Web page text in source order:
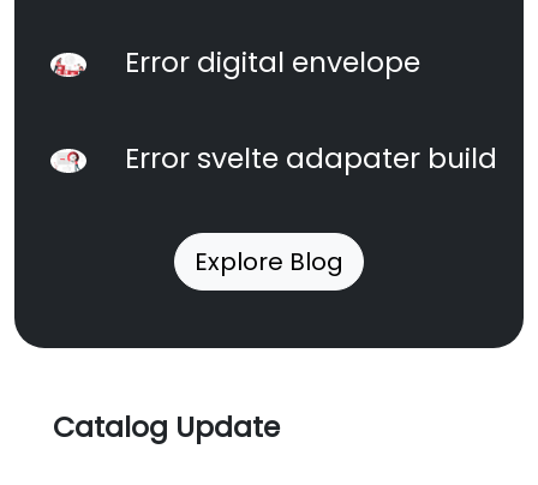
Error digital envelope
Error svelte adapater build
Explore Blog
Catalog Update